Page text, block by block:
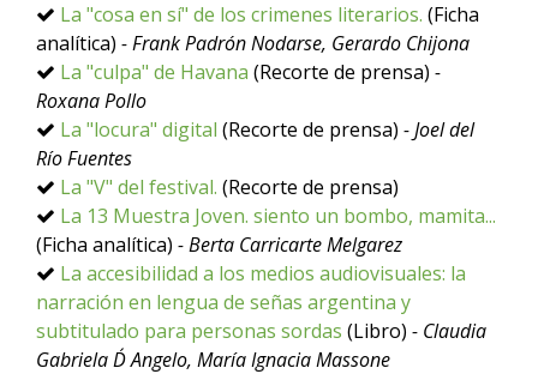
La "cosa en sí" de los crimenes literarios. (Ficha
analítica) - Frank Padrón Nodarse, Gerardo Chijona
La "culpa" de Havana (Recorte de prensa) -
Roxana Pollo
La "locura" digital (Recorte de prensa) - Joel del
Río Fuentes
La "V" del festival. (Recorte de prensa)
La 13 Muestra Joven. siento un bombo, mamita...
(Ficha analítica) - Berta Carricarte Melgarez
La accesibilidad a los medios audiovisuales: la
narración en lengua de señas argentina y
subtitulado para personas sordas (Libro) - Claudia
Gabriela D´ Angelo, María Ignacia Massone